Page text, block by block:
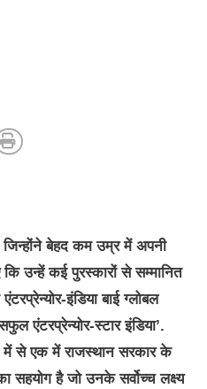
बेहद कम उम्र में अपनी
उन्हें कई पुरस्कारों से सम्मानित
इंडिया बाई ग्लोबल
एंटरप्रेन्योर-स्टार इंडिया’.
में से एक में राजस्थान सरकार के
सहयोग है जो उनके सर्वोच्च लक्ष्य